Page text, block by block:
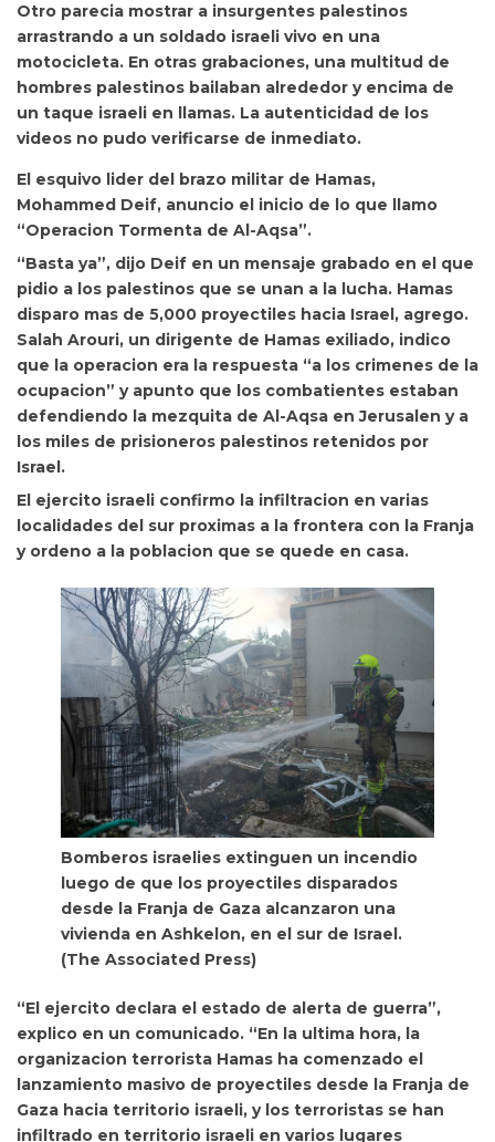
Otro parecia mostrar a insurgentes palestinos
arrastrando a un soldado israeli vivo en una
motocicleta. En otras grabaciones, una multitud de
hombres palestinos bailaban alrededor y encima de
un taque israeli en llamas. La autenticidad de los
videos no pudo verificarse de inmediato.
El esquivo lider del brazo militar de Hamas,
Mohammed Deif, anuncio el inicio de lo que llamo
“Operacion Tormenta de Al-Aqsa”.
“Basta ya”, dijo Deif en un mensaje grabado en el que
pidio a los palestinos que se unan a la lucha. Hamas
disparo mas de 5,000 proyectiles hacia Israel, agrego.
Salah Arouri, un dirigente de Hamas exiliado, indico
que la operacion era la respuesta “a los crimenes de la
ocupacion” y apunto que los combatientes estaban
defendiendo la mezquita de Al-Aqsa en Jerusalen y a
los miles de prisioneros palestinos retenidos por
Israel.
El ejercito israeli confirmo la infiltracion en varias
localidades del sur proximas a la frontera con la Franja
y ordeno a la poblacion que se quede en casa.
Bomberos israelies extinguen un incendio
luego de que los proyectiles disparados
desde la Franja de Gaza alcanzaron una
vivienda en Ashkelon, en el sur de Israel.
(The Associated Press)
“El ejercito declara el estado de alerta de guerra”,
explico en un comunicado. “En la ultima hora, la
organizacion terrorista Hamas ha comenzado el
lanzamiento masivo de proyectiles desde la Franja de
Gaza hacia territorio israeli, y los terroristas se han
infiltrado en territorio israeli en varios lugares